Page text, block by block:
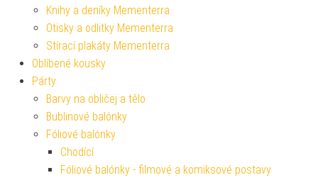
Knihy a deníky Mementerra
Otisky a odlitky Mementerra
Stírací plakáty Mementerra
Oblíbené kousky
Párty
Barvy na obličej a tělo
Bublinové balónky
Fóliové balónky
Chodící
Fóliové balónky - filmové a komiksové postavy